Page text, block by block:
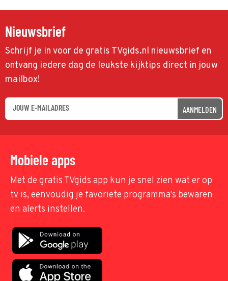
Nieuwsbrief
Schrijf je in voor de gratis TVgids.nl nieuwsbrief en
ontvang iedere dag de leukste kijktips direct in jouw
mailbox!
AANMELDEN
Mobiele apps
Met de gratis TVgids app kun je snel zien wat er op
tv is, eenvoudig je favoriete programma's bewaren
en alerts instellen.